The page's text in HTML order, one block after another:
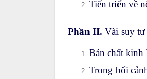
Tiến triển về
Phần II. Vài suy tư
Bản chất kinh
Trong bối